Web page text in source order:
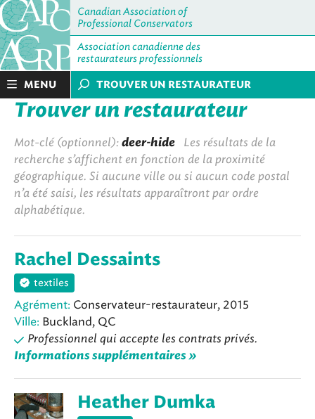
Canadian Association of
Professional Conservators
Association canadienne des
restaurateurs professionnels
MENU TROUVER UN RESTAURATEUR
Trouver un restaurateur
Mot-clé (optionnel): deer-hide Les résultats de la
recherche s’affichent en fonction de la proximité
géographique. Si aucune ville ou si aucun code postal
n’a été saisi, les résultats apparaîtront par ordre
alphabétique.
Rachel Dessaints
textiles
Agrément: Conservateur-restaurateur, 2015
Ville: Buckland, QC
Professionnel qui accepte les contrats privés.
Informations supplémentaires »
Heather Dumka